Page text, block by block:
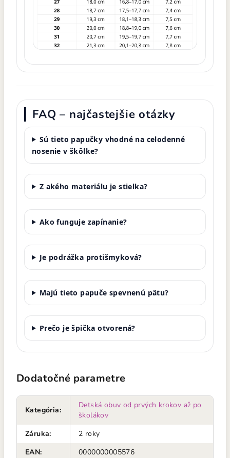
FAQ – najčastejšie otázky
Sú tieto papučky vhodné na celodenné
nosenie v škôlke?
Z akého materiálu je stielka?
Ako funguje zapínanie?
Je podrážka protišmyková?
Majú tieto papuče spevnenú pätu?
Prečo je špička otvorená?
Dodatočné parametre
Kategória:
Detská obuv od prvých krokov až po
školákov
Záruka:
2 roky
EAN:
0000000005576